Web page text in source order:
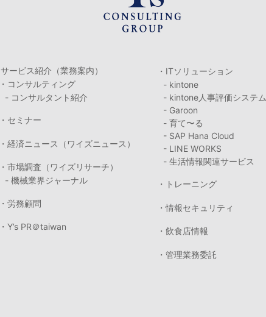
サービス紹介（業務案内）
・コンサルティング
- コンサルタント紹介
・セミナー
・経済ニュース（ワイズニュース）
・市場調査（ワイズリサーチ）
- 機械業界ジャーナル
・労務顧問
・Y’s PR＠taiwan
・ITソリューション
- kintone
- kintone人事評価システム
- Garoon
- 育て〜る
- SAP Hana Cloud
- LINE WORKS
- 生活情報関連サービス
・トレーニング
・情報セキュリティ
・飲食店情報
・管理業務委託